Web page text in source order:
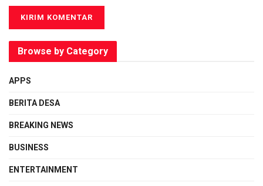
Browse by Category
APPS
BERITA DESA
BREAKING NEWS
BUSINESS
ENTERTAINMENT